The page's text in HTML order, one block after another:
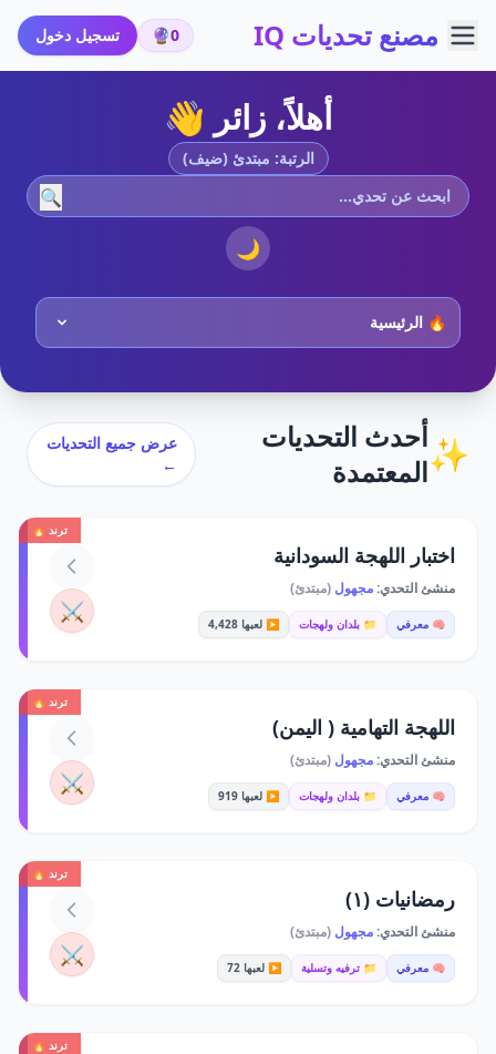
مصنع تحديات IQ 0
🔮 تسجيل دخول
أهلاً، زائر 👋
الرتبة: مبتدئ (ضيف)
🔍
🌙
✨أحدث التحديات
المعتمدة
عرض جميع التحديات
←
ترند 🔥
اختبار اللهجة السودانية
منشئ التحدي:مجهول (مبتدئ)
🧠 معرفي 📁 بلدان ولهجات ▶️ لعبها 4,428 ⚔️
ترند 🔥
اللهجة التهامية ( اليمن)
منشئ التحدي:مجهول (مبتدئ)
🧠 معرفي 📁 بلدان ولهجات ▶️ لعبها 919 ⚔️
ترند 🔥
رمضانيات (١)
منشئ التحدي:مجهول (مبتدئ)
🧠 معرفي 📁 ترفيه وتسلية ▶️ لعبها 72 ⚔️
ترند 🔥